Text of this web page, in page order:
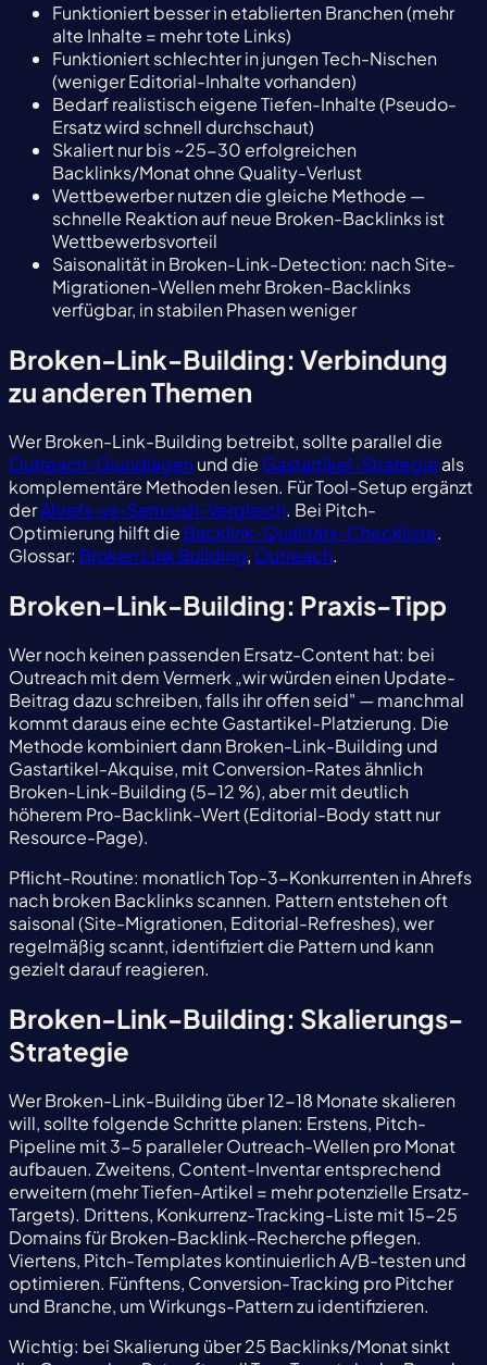
Funktioniert besser in etablierten Branchen (mehr
alte Inhalte = mehr tote Links)
Funktioniert schlechter in jungen Tech-Nischen
(weniger Editorial-Inhalte vorhanden)
Bedarf realistisch eigene Tiefen-Inhalte (Pseudo-
Ersatz wird schnell durchschaut)
Skaliert nur bis ~25-30 erfolgreichen
Backlinks/Monat ohne Quality-Verlust
Wettbewerber nutzen die gleiche Methode —
schnelle Reaktion auf neue Broken-Backlinks ist
Wettbewerbsvorteil
Saisonalität in Broken-Link-Detection: nach Site-
Migrationen-Wellen mehr Broken-Backlinks
verfügbar, in stabilen Phasen weniger
Broken-Link-Building: Verbindung
zu anderen Themen
Wer Broken-Link-Building betreibt, sollte parallel die
Outreach-Grundlagen und die Gastartikel-Strategie als
komplementäre Methoden lesen. Für Tool-Setup ergänzt
derAhrefs-vs-Semrush-Vergleich. Bei Pitch-
Optimierung hilft die Backlink-Qualitäts-Checkliste.
Glossar: Broken Link Building, Outreach.
Broken-Link-Building: Praxis-Tipp
Wer noch keinen passenden Ersatz-Content hat: bei
Outreach mit dem Vermerk „wir würden einen Update-
Beitrag dazu schreiben, falls ihr offen seid" — manchmal
kommt daraus eine echte Gastartikel-Platzierung. Die
Methode kombiniert dann Broken-Link-Building und
Gastartikel-Akquise, mit Conversion-Rates ähnlich
Broken-Link-Building (5-12 %), aber mit deutlich
höherem Pro-Backlink-Wert (Editorial-Body statt nur
Resource-Page).
Pflicht-Routine: monatlich Top-3-Konkurrenten in Ahrefs
nach broken Backlinks scannen. Pattern entstehen oft
saisonal (Site-Migrationen, Editorial-Refreshes), wer
regelmäßig scannt, identifiziert die Pattern und kann
gezielt darauf reagieren.
Broken-Link-Building: Skalierungs-
Strategie
Wer Broken-Link-Building über 12-18 Monate skalieren
will, sollte folgende Schritte planen: Erstens, Pitch-
Pipeline mit 3-5 paralleler Outreach-Wellen pro Monat
aufbauen. Zweitens, Content-Inventar entsprechend
erweitern (mehr Tiefen-Artikel = mehr potenzielle Ersatz-
Targets). Drittens, Konkurrenz-Tracking-Liste mit 15-25
Domains für Broken-Backlink-Recherche pflegen.
Viertens, Pitch-Templates kontinuierlich A/B-testen und
optimieren. Fünftens, Conversion-Tracking pro Pitcher
und Branche, um Wirkungs-Pattern zu identifizieren.
Wichtig: bei Skalierung über 25 Backlinks/Monat sinkt